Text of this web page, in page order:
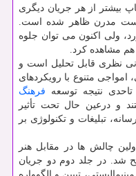
بیشتر از هر جریان دیگری
مدرن ظاهر شده است.
ولی اکنون می توان جلوه
مشاهده کرد.
نظری قابل تحلیل است و
متنوع با رویکردهای
نتیجه توسعه فرهنگ
و درعین حال تحت تأثیر
تبلیغات و تکنولوژی بر
چالش ها در مقابل هنر
شد. در جلد دوم دو جریان